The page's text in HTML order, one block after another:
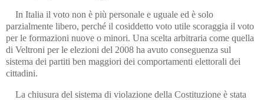
In Italia il voto non è più personale e uguale ed è solo
parzialmente libero, perché il cosiddetto voto utile scoraggia il voto
per le formazioni nuove o minori. Una scelta arbitraria come quella
di Veltroni per le elezioni del 2008 ha avuto conseguenza sul
sistema dei partiti ben maggiori dei comportamenti elettorali dei
cittadini.
La chiusura del sistema di violazione della Costituzione è stata